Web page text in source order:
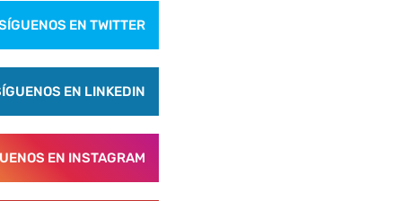
EN TWITTER
EN LINKEDIN
EN INSTAGRAM